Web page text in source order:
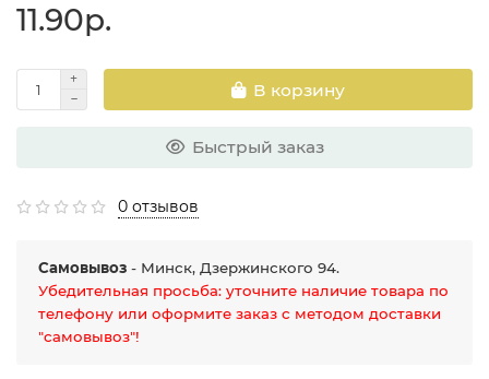
11.90р.
В корзину
Быстрый заказ
0 отзывов
Самовывоз - Минск, Дзержинского 94.
Убедительная просьба: уточните наличие товара по
телефону или оформите заказ с методом доставки
"самовывоз"!